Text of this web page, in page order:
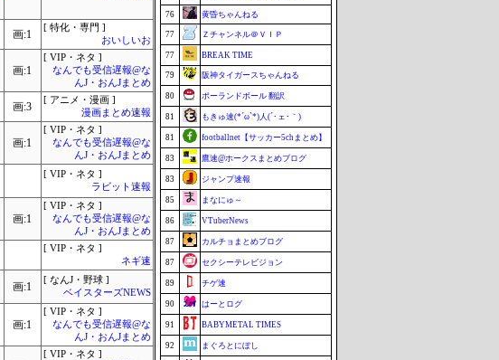
画:1
[ 特化・専門 ]
おいしいお
画:1
[ VIP・ネタ ]
なんでも受信遅報@な
んJ・おんJまとめ
画:3
[ アニメ・漫画 ]
漫画まとめ速報
画:1
[ VIP・ネタ ]
なんでも受信遅報@な
んJ・おんJまとめ
[ VIP・ネタ ]
ラビット速報
画:1
[ VIP・ネタ ]
なんでも受信遅報@な
んJ・おんJまとめ
[ VIP・ネタ ]
ネギ速
画:1
[ なんJ・野球 ]
ベイスターズNEWS
画:1
[ VIP・ネタ ]
なんでも受信遅報@な
んJ・おんJまとめ
[ VIP・ネタ ]
76 黄昏ちゃんねる
77 Ｚチャンネル＠ＶＩＰ
77 BREAK TIME
79 阪神タイガースちゃんねる
80 ポーランドボール 翻訳
81 もきゅ速(*´ω`*)人(´･ェ･｀)
81 footballnet【サッカー5chまとめ】
83 鷹速@ホークスまとめブログ
83 ジャンプ速報
85 まなにゅ～
86 VTuberNews
87 カルチョまとめブログ
87 セクシーテレビジョン
89 チゲ速
90 はーとログ
91 BABYMETAL TIMES
92 まぐろとにぼし